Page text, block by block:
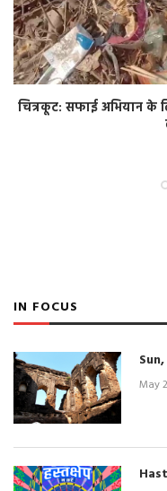
चित्रकूट: सफाई अभियान
IN FOCUS
May